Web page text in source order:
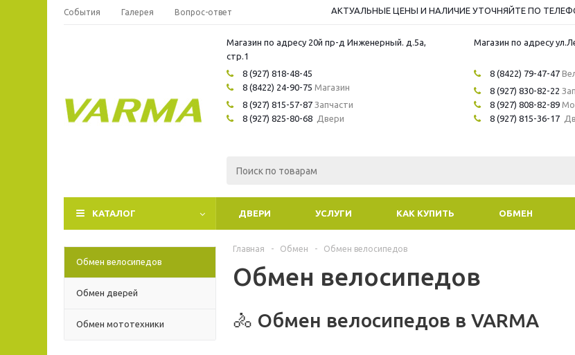
События Галерея Вопрос-ответ АКТУАЛЬНЫЕ ЦЕНЫ И НАЛИЧИЕ УТОЧНЯЙТЕ ПО
Магазин по адресу 20й пр-д Инженерный. д.5а,
стр.1
8 (927) 818-48-45
8 (8422) 24-90-75 Магазин
8 (927) 815-57-87 Запчасти
8 (927) 825-80-68 Двери
Магазин по адресу
8 (8422) 79-47-47
8 (927) 830-82-22
8 (927) 808-82-89
8 (927) 815-36-17
КАТАЛОГ ДВЕРИ УСЛУГИ КАК КУПИТЬ ОБМЕН
Обмен велосипедов
Обмен дверей
Обмен мототехники
Главная - Обмен - Обмен велосипедов
Обмен велосипедов
🚴 Обмен велосипедов в VARMA